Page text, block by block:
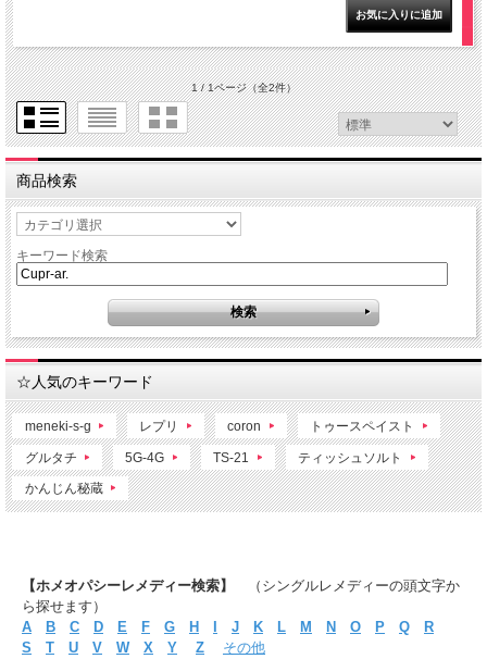
1 / 1ページ（全2件）
商品検索
キーワード検索
☆人気のキーワード
meneki-s-g レプリ coron トゥースペイスト
グルタチ 5G-4G TS-21 ティッシュソルト
かんじん秘蔵
【ホメオパシーレメディー検索】
（シングルレメディーの頭文字か
ら探せます）
A
B C D E F G H J K L M N O P Q
R
S
T U V W X Y Z
その他